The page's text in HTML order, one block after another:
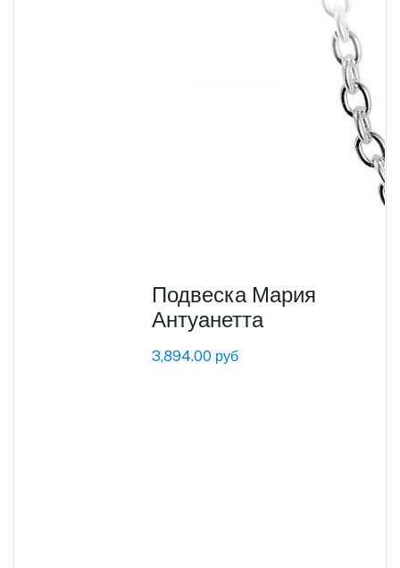
Подвеска Мария
Антуанетта
3,894.00 руб